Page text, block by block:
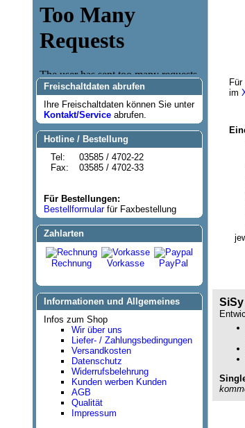
Freischaltdaten abrufen
Ihre Freischaltdaten können Sie unter
Kontakt/Service abrufen.
Hotline / Bestellung
Tel:
Fax:
03585 / 4702-22
03585 / 4702-33
Für Bestellungen:
Bestellformularfür Faxbestellung
Zahlarten
Rechnung Vorkasse PayPal
Informationen und Allgemeines
Infos zum Shop
Wir über uns
Liefer- / Zahlungsbedingungen
Versandkosten
Datenschutz
Widerrufsbelehrung
Kunden werben Kunden
AGB
Qualität
Impressum
im